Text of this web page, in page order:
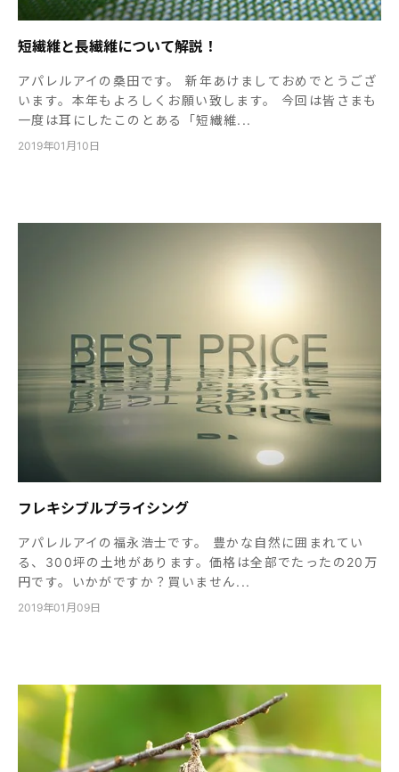
短繊維と長繊維について解説！
アパレルアイの桑田です。 新年あけましておめでとうござ
います。本年もよろしくお願い致します。 今回は皆さまも
一度は耳にしたこのとある「短繊維...
2019年01月10日
フレキシブルプライシング
アパレルアイの福永浩士です。 豊かな自然に囲まれてい
る、300坪の土地があります。価格は全部でたったの20万
円です。いかがですか？買いません...
2019年01月09日